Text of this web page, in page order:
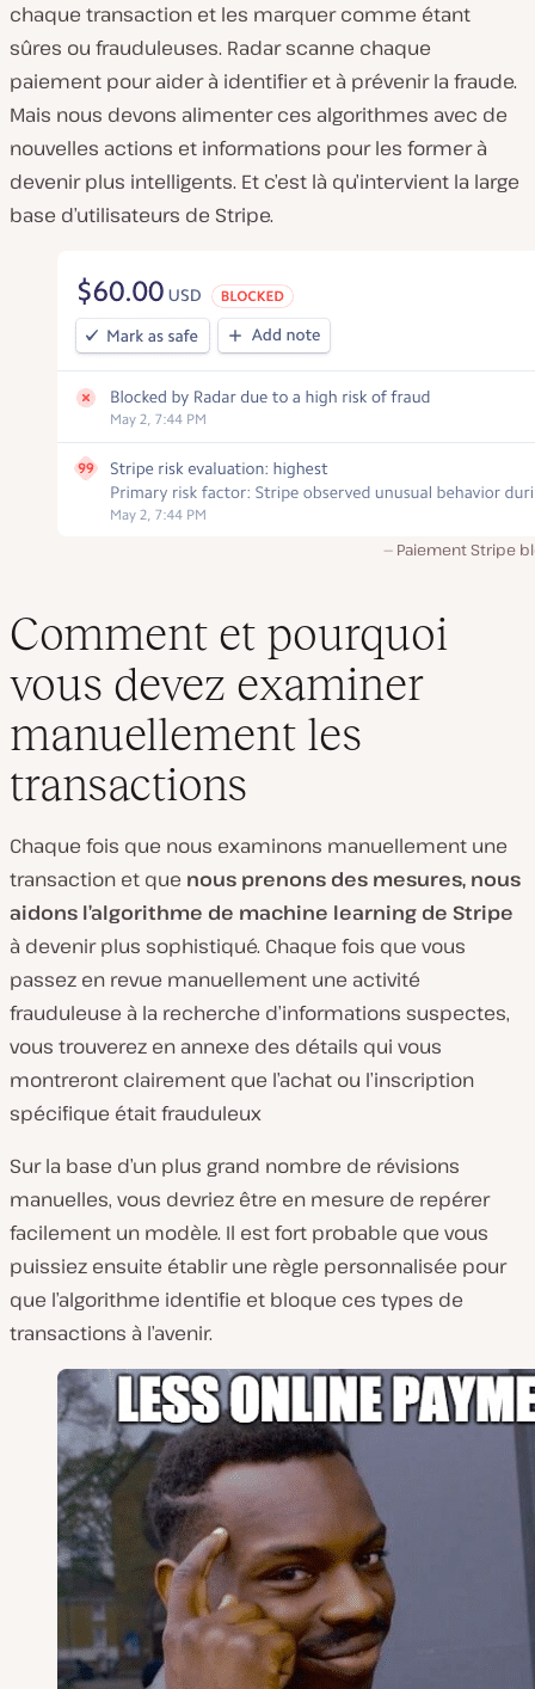
chaque transaction et les marquer comme étant
sûres ou frauduleuses. Radar scanne chaque
paiement pour aider à identifier et à prévenir la fraude.
Mais nous devons alimenter ces algorithmes avec de
nouvelles actions et informations pour les former à
devenir plus intelligents. Et c’est là qu’intervient la large
base d’utilisateurs de Stripe.
Paiement Stripe
Comment et pourquoi
vous devez examiner
manuellement les
transactions
Chaque fois que nous examinons manuellement une
transaction et que nous prenons des mesures, nous
aidons l’algorithme de machine learning de Stripe
à devenir plus sophistiqué. Chaque fois que vous
passez en revue manuellement une activité
frauduleuse à la recherche d’informations suspectes,
vous trouverez en annexe des détails qui vous
montreront clairement que l’achat ou l’inscription
spécifique était frauduleux
Sur la base d’un plus grand nombre de révisions
manuelles, vous devriez être en mesure de repérer
facilement un modèle. Il est fort probable que vous
puissiez ensuite établir une règle personnalisée pour
que l’algorithme identifie et bloque ces types de
transactions à l’avenir.